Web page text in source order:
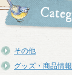
その他
グッズ・商品情報